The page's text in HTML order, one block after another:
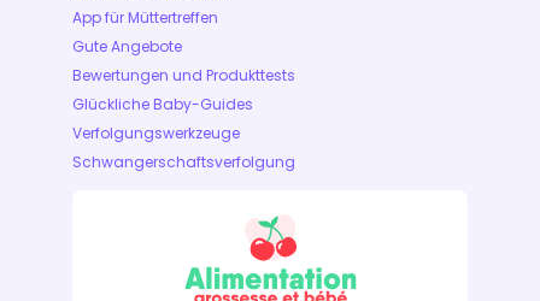
App für Müttertreffen
Gute Angebote
Bewertungen und Produkttests
Glückliche Baby-Guides
Verfolgungswerkzeuge
Schwangerschaftsverfolgung